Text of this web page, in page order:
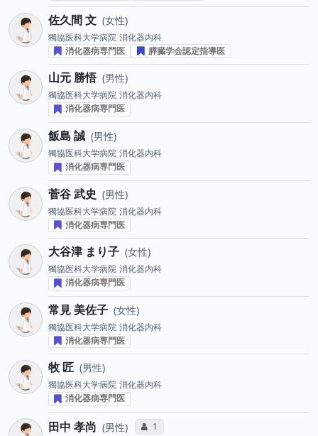
佐久間 文 女性
獨協医科大学病院 消化器内科
消化器病専門医
膵臓学会認定指導医
山元 勝悟 男性
獨協医科大学病院 消化器内科
消化器病専門医
飯島 誠 男性
獨協医科大学病院 消化器内科
消化器病専門医
菅谷 武史 男性
獨協医科大学病院 消化器内科
消化器病専門医
大谷津 まり子 女性
獨協医科大学病院 消化器内科
消化器病専門医
常見 美佐子 女性
獨協医科大学病院 消化器内科
消化器病専門医
牧 匠 男性
獨協医科大学病院 消化器内科
消化器病専門医
田中 孝尚 男性 コミュニケーション・タイプ投票数
1